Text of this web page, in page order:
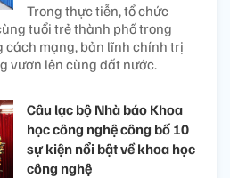
Trong thực tiễn, tổ chức
tuổi trẻ thành phố trong
cách mạng, bản lĩnh chính trị
vươn lên cùng đất nước.
Câu lạc bộ Nhà báo Khoa
học công nghệ công bố 10
sự kiện nổi bật về khoa học
công nghệ